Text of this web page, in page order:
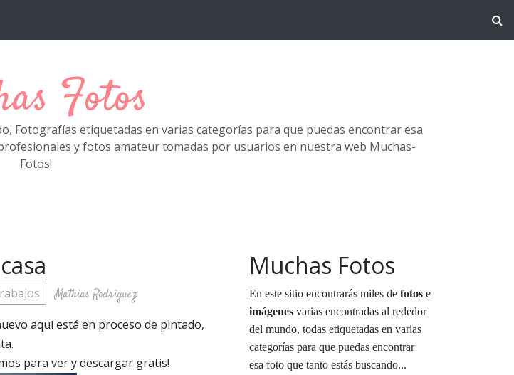
Fotos
Fotografías etiquetadas en varias categorías para que puedas encontrar esa
y fotos amateur tomadas por usuarios en nuestra web Muchas-
Fotos!
Mathias Rodriguez
aquí está en proceso de pintado,
para ver y descargar gratis!
Muchas Fotos
En este sitio encontrarás miles de fotos e
imágenes varias encontradas al rededor
del mundo, todas etiquetadas en varias
categorías para que puedas encontrar
esa foto que tanto estás buscando...